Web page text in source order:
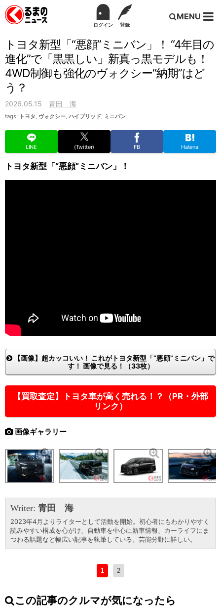
ログイン 登録
MENU
トヨタ新型「“悪顔”ミニバン」！ “4年目の
進化”で「黒黒しい」新真っ黒モデルも！
4WD制御も強化のヴォクシー“納期”はど
う？
2026.05.15 青田 海
tags: トヨタ, ヴォクシー, ハイブリッド, ミニバン
LINE (Twitter) FB Hatena
トヨタ新型「“悪顔”ミニバン」！
【画像】超カッコいい！ これがトヨタ新型「“悪顔”ミニバン」で
す！ 画像で見る！（33枚）
【買取査定】トヨタ車が高く売れる！？（PR・外部
リンク）
画像ギャラリー
Writer: 青田 海
2023年4月よりライターとして活動を開始。初心者にもわかりやすく
読みやすい構成を心がけ、自動車を中心に新車情報、カーライフにま
つわる話題など幅広い記事を執筆している。芸能分野に詳しい。
1 2
この記事のクルマが気になったら